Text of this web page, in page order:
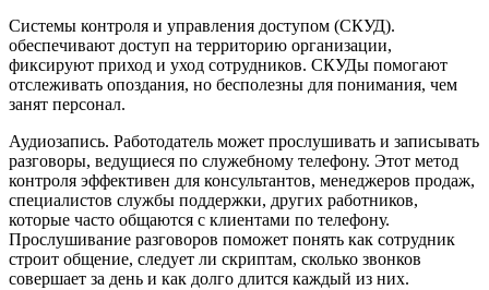
Системы контроля и управления доступом (СКУД).
обеспечивают доступ на территорию организации,
фиксируют приход и уход сотрудников. СКУДы помогают
отслеживать опоздания, но бесполезны для понимания, чем
занят персонал.
Аудиозапись. Работодатель может прослушивать и записывать
разговоры, ведущиеся по служебному телефону. Этот метод
контроля эффективен для консультантов, менеджеров продаж,
специалистов службы поддержки, других работников,
которые часто общаются с клиентами по телефону.
Прослушивание разговоров поможет понять как сотрудник
строит общение, следует ли скриптам, сколько звонков
совершает за день и как долго длится каждый из них.